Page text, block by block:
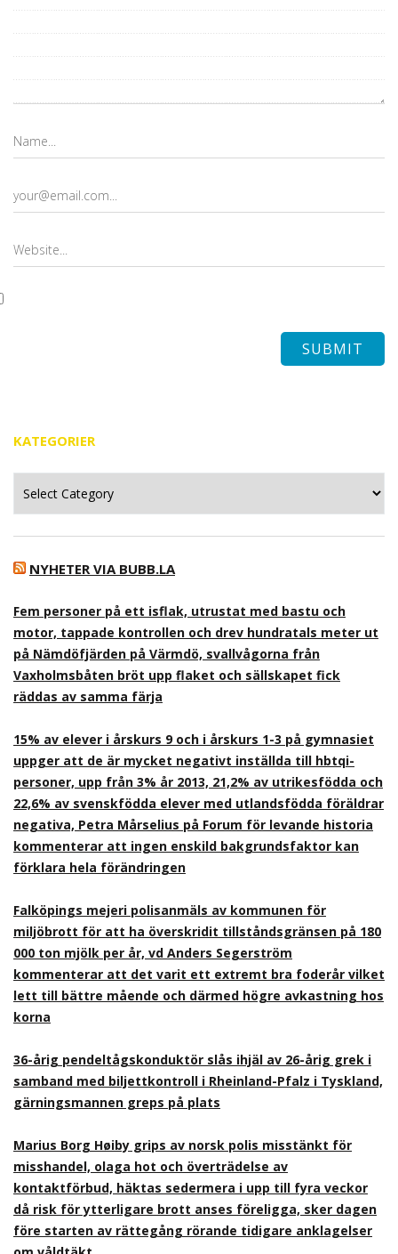
KATEGORIER
NYHETER VIA BUBB.LA
Fem personer på ett isflak, utrustat med bastu och
motor, tappade kontrollen och drev hundratals meter ut
på Nämdöfjärden på Värmdö, svallvågorna från
Vaxholmsbåten bröt upp flaket och sällskapet fick
räddas av samma färja
15% av elever i årskurs 9 och i årskurs 1-3 på gymnasiet
uppger att de är mycket negativt inställda till hbtqi-
personer, upp från 3% år 2013, 21,2% av utrikesfödda och
22,6% av svenskfödda elever med utlandsfödda föräldrar
negativa, Petra Mårselius på Forum för levande historia
kommenterar att ingen enskild bakgrundsfaktor kan
förklara hela förändringen
Falköpings mejeri polisanmäls av kommunen för
miljöbrott för att ha överskridit tillståndsgränsen på 180
000 ton mjölk per år, vd Anders Segerström
kommenterar att det varit ett extremt bra foderår vilket
lett till bättre mående och därmed högre avkastning hos
korna
36-årig pendeltågskonduktör slås ihjäl av 26-årig grek i
samband med biljettkontroll i Rheinland-Pfalz i Tyskland,
gärningsmannen greps på plats
Marius Borg Høiby grips av norsk polis misstänkt för
misshandel, olaga hot och överträdelse av
kontaktförbud, häktas sedermera i upp till fyra veckor
då risk för ytterligare brott anses föreligga, sker dagen
före starten av rättegång rörande tidigare anklagelser